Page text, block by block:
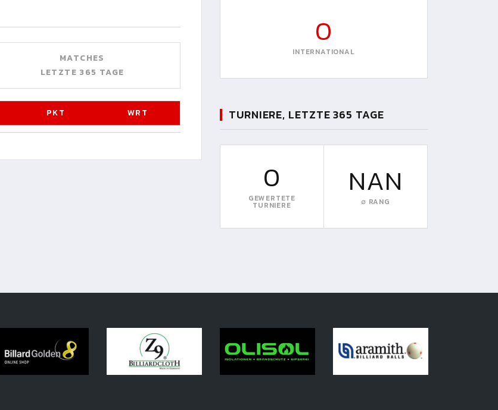
MATCHES
LETZTE 365 TAGE
PKT WRT
0
INTERNATIONAL
TURNIERE, LETZTE 365 TAGE
0
GEWERTETE
TURNIERE
NAN
∅ RANG